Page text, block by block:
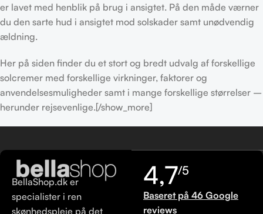
er lavet med henblik på brug i ansigtet. På den måde værner
du den sarte hud i ansigtet mod solskader samt unødvendig
ældning.
Her på siden finder du et stort og bredt udvalg af forskellige
solcremer med forskellige virkninger, faktorer og
anvendelsesmuligheder samt i mange forskellige størrelser –
herunder rejsevenlige.[/show_more]
BellaShop.dk er
specialister i ren
skønhedspleje på det
4,7/5
Baseret på 46 Google
reviews